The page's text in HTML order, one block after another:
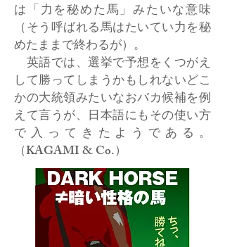
は「力を秘めた馬」みたいな意味
（そう呼ばれる馬はたいてい力を秘
めたままで終わるが）。
英語では、選挙で予想をくつがえ
して勝ってしまうかもしれないどこ
かの大統領みたいなおバカ候補を例
えて言うが、日本語にもその使い方
で入ってきたようである。
（KAGAMI & Co.）